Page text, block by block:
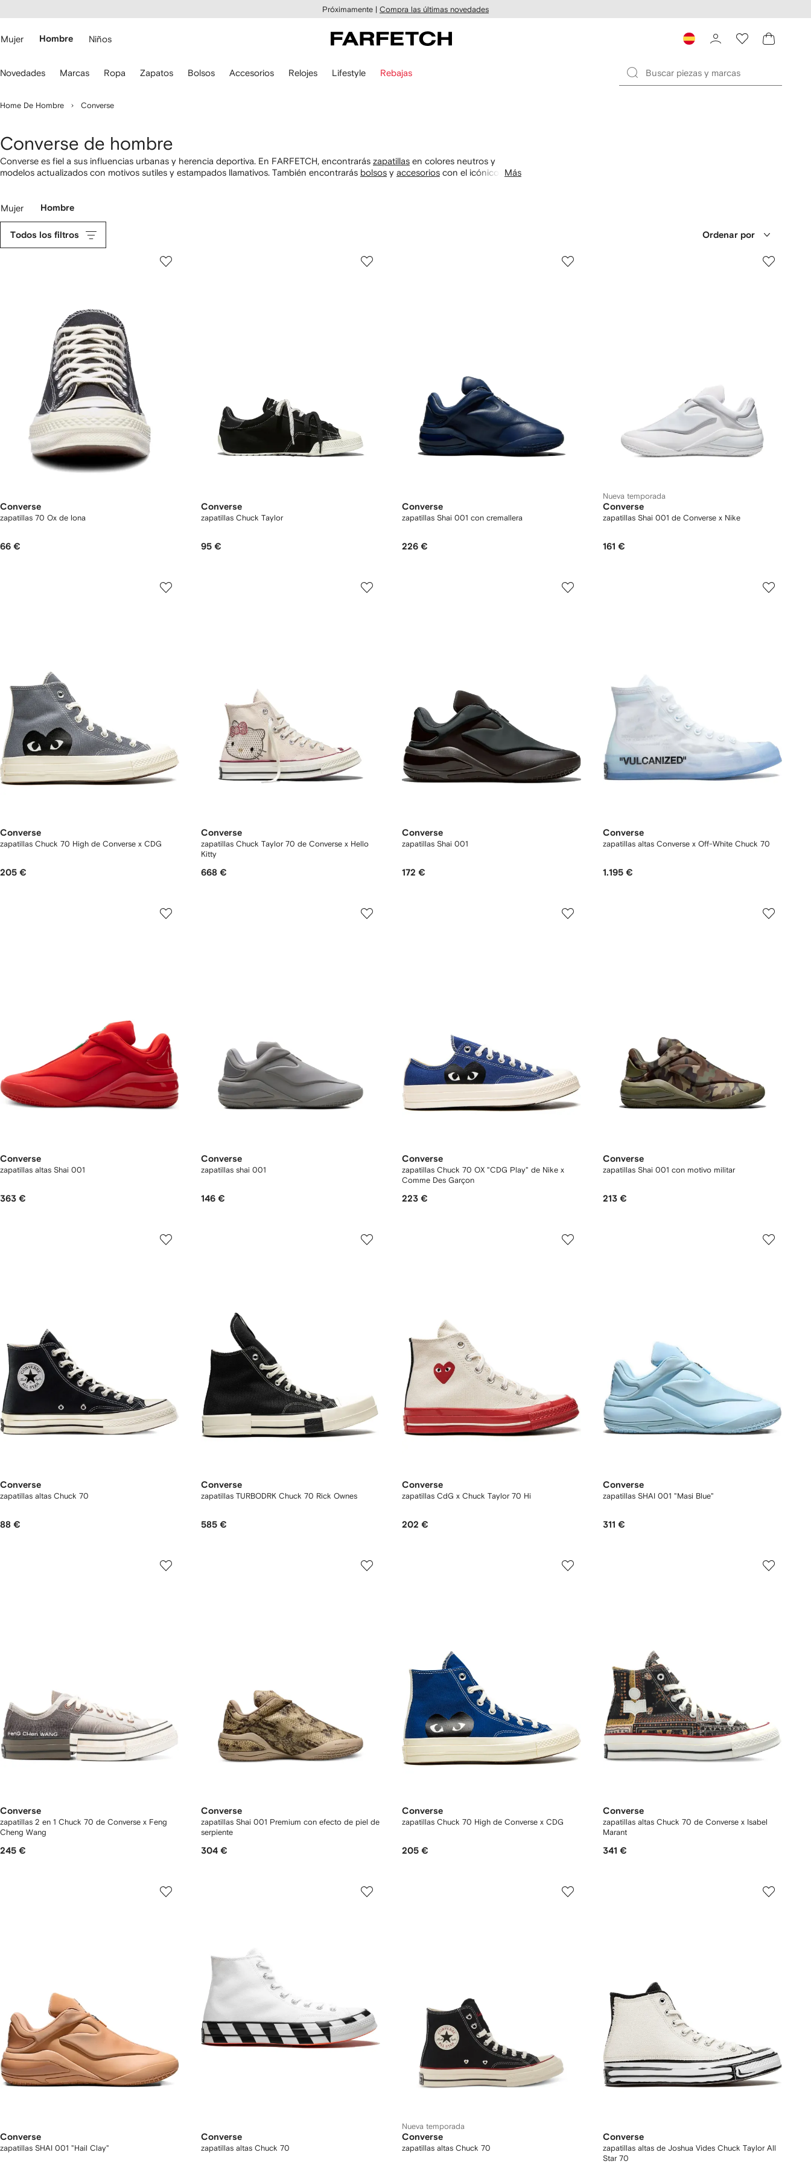
Próximamente | Compra las últimas novedades
Mujer Hombre Niños
Novedades Marcas Ropa Zapatos Bolsos Accesorios Relojes Lifestyle Rebajas
Home De Hombre Converse
Converse de hombre
Converse es fiel a sus influencias urbanas y herencia deportiva. En FARFETCH, encontrarás zapatillas en colores neutros y
modelos actualizados con motivos sutiles y estampados llamativos. También encontrarás bolsos y accesorios con el icónico logo
Más
Mujer Hombre
Todos los filtros Ordenar por
Converse
zapatillas 70 Ox de lona
66 €
Converse
zapatillas Chuck Taylor
95 €
Converse
zapatillas Shai 001 con cremallera
226 €
Nueva temporada
Converse
zapatillas Shai 001 de Converse x Nike
161 €
Converse
zapatillas Chuck 70 High de Converse x CDG
205 €
Converse
zapatillas Chuck Taylor 70 de Converse x Hello
Kitty
668 €
Converse
zapatillas Shai 001
172 €
Converse
zapatillas altas Converse x Off-White Chuck 70
1.195 €
Converse
zapatillas altas Shai 001
363 €
Converse
zapatillas shai 001
146 €
Converse
zapatillas Chuck 70 OX "CDG Play" de Nike x
Comme Des Garçon
223 €
Converse
zapatillas Shai 001 con motivo militar
213 €
Converse
zapatillas altas Chuck 70
88 €
Converse
zapatillas TURBODRK Chuck 70 Rick Ownes
585 €
Converse
zapatillas CdG x Chuck Taylor 70 Hi
202 €
Converse
zapatillas SHAI 001 "Masi Blue"
311 €
Converse
zapatillas 2 en 1 Chuck 70 de Converse x Feng
Cheng Wang
245 €
Converse
zapatillas Shai 001 Premium con efecto de piel de
serpiente
304 €
Converse
zapatillas Chuck 70 High de Converse x CDG
205 €
Converse
zapatillas altas Chuck 70 de Converse x Isabel
Marant
341 €
Converse
zapatillas SHAI 001 "Hail Clay"
Converse
zapatillas altas Chuck 70
Nueva temporada
Converse
zapatillas altas Chuck 70
Converse
zapatillas altas de Joshua Vides Chuck Taylor All
Star 70